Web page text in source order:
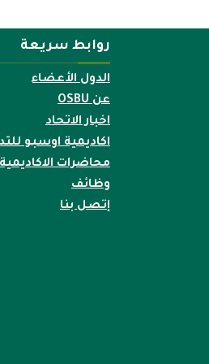
روابط سريعة
الدول الأعضاء
عن OSBU
اخبار الاتحاد
اكاديمية اوسبو
محاضرات الاكاديمية
وظائف
إتصل بنا